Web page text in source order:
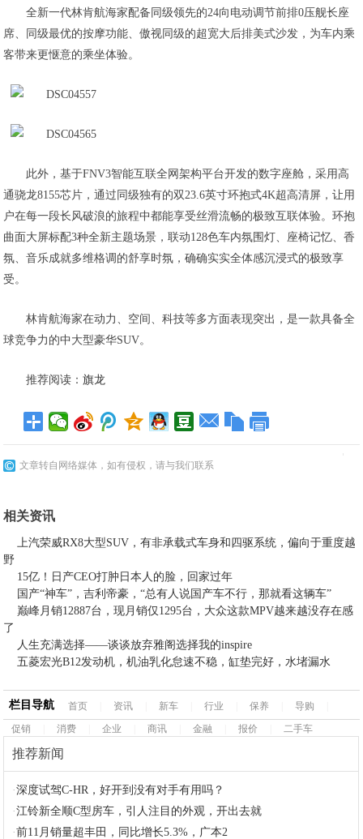
全新一代林肯航海家配备同级领先的24向电动调节前排0压舰长座
席、同级最优的按摩功能、傲视同级的超宽大后排美式沙发，为车内乘
客带来更惬意的乘坐体验。
此外，基于FNV3智能互联全网架构平台开发的数字座舱，采用高
通骁龙8155芯片，通过同级独有的双23.6英寸环抱式4K超高清屏，让用
户在每一段长风破浪的旅程中都能享受丝滑流畅的极致互联体验。环抱
曲面大屏标配3种全新主题场景，联动128色车内氛围灯、座椅记忆、香
氛、音乐成就多维格调的舒享时氛，确确实实全体感沉浸式的极致享
受。
林肯航海家在动力、空间、科技等多方面表现突出，是一款具备全
球竞争力的中大型豪华SUV。
推荐阅读：旗龙
文章转自网络媒体，如有侵权，请与我们联系
相关资讯
上汽荣威RX8大型SUV，有非承载式车身和四驱系统，偏向于重度越
野
15亿！日产CEO打肿日本人的脸，回家过年
国产“神车”，吉利帝豪，“总有人说国产车不行，那就看这辆车”
巅峰月销12887台，现月销仅1295台，大众这款MPV越来越没存在感
了
人生充满选择——谈谈放弃雅阁选择我的inspire
五菱宏光B12发动机，机油乳化怠速不稳，缸垫完好，水堵漏水
栏目导航 首页 资讯 新车 行业 保养 导购
促销
消费 企业 商讯 金融 报价 二手车
推荐新闻
·深度试驾C-HR，好开到没有对手有用吗？
·江铃新全顺C型房车，引人注目的外观，开出去就
·前11月销量超丰田，同比增长5.3%，广本2